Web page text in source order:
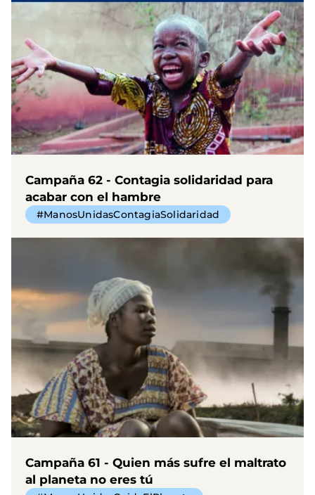
Campaña 62 - Contagia solidaridad para
acabar con el hambre
#ManosUnidasContagiaSolidaridad
Campaña 61 - Quien más sufre el maltrato
al planeta no eres tú